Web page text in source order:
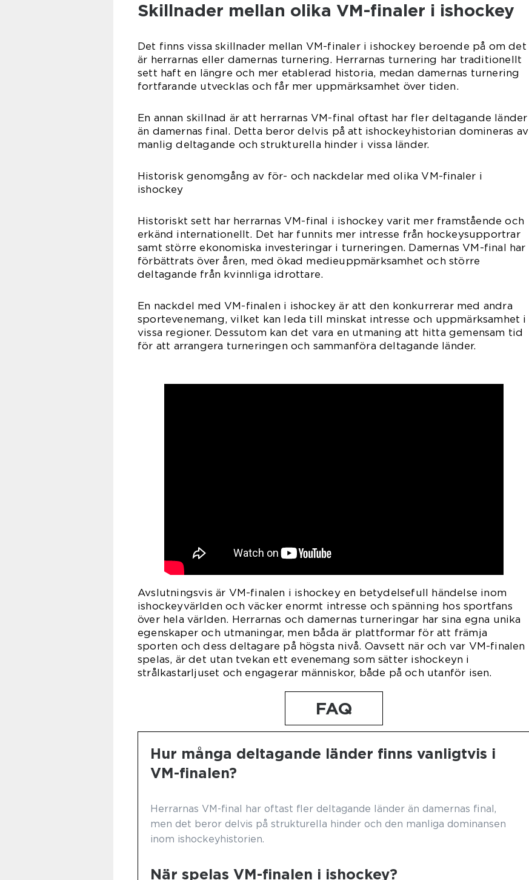
Skillnader mellan olika VM-finaler i ishockey
Det finns vissa skillnader mellan VM-finaler i ishockey beroende på om det
är herrarnas eller damernas turnering. Herrarnas turnering har traditionellt
sett haft en längre och mer etablerad historia, medan damernas turnering
fortfarande utvecklas och får mer uppmärksamhet över tiden.
En annan skillnad är att herrarnas VM-final oftast har fler deltagande länder
än damernas final. Detta beror delvis på att ishockeyhistorian domineras av
manlig deltagande och strukturella hinder i vissa länder.
Historisk genomgång av för- och nackdelar med olika VM-finaler i
ishockey
Historiskt sett har herrarnas VM-final i ishockey varit mer framstående och
erkänd internationellt. Det har funnits mer intresse från hockeysupportrar
samt större ekonomiska investeringar i turneringen. Damernas VM-final har
förbättrats över åren, med ökad medieuppmärksamhet och större
deltagande från kvinnliga idrottare.
En nackdel med VM-finalen i ishockey är att den konkurrerar med andra
sportevenemang, vilket kan leda till minskat intresse och uppmärksamhet i
vissa regioner. Dessutom kan det vara en utmaning att hitta gemensam tid
för att arrangera turneringen och sammanföra deltagande länder.
Avslutningsvis är VM-finalen i ishockey en betydelsefull händelse inom
ishockeyvärlden och väcker enormt intresse och spänning hos sportfans
över hela världen. Herrarnas och damernas turneringar har sina egna unika
egenskaper och utmaningar, men båda är plattformar för att främja
sporten och dess deltagare på högsta nivå. Oavsett när och var VM-finalen
spelas, är det utan tvekan ett evenemang som sätter ishockeyn i
strålkastarljuset och engagerar människor, både på och utanför isen.
FAQ
Hur många deltagande länder finns vanligtvis i
VM-finalen?
Herrarnas VM-final har oftast fler deltagande länder än damernas final,
men det beror delvis på strukturella hinder och den manliga dominansen
inom ishockeyhistorien.
När spelas VM-finalen i ishockey?